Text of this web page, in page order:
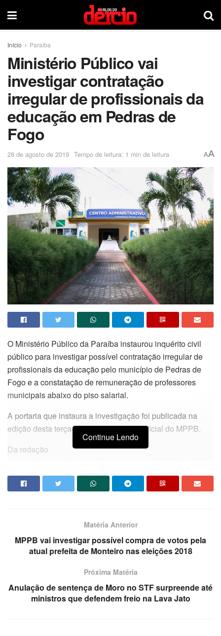
Início Paraíba
Ministério Público vai
investigar contratação
irregular de profissionais da
educação em Pedras de
Fogo
28 de agosto de 2019 Tempo de leitura: 1 min de leitura AA
O Ministério Público da Paraíba instaurou inquérito civil
público para investigar possível contratação irregular de
profissionais da educação pelo município de Pedras de
Fogo e a constatação de remuneração de professores
municipais abaixo do piso salarial.
A portaria que instaura a investigação foi publicada na
edição desta terça-feira (27) no Diário Oficial do MPPB.
Da redação
Continue Lendo
Matéria Anterior
MPPB vai investigar possível compra de votos pela
atual prefeita de Monteiro nas eleições 2018
Próxima Matéria
Anulação de sentença de Moro no STF surpreende até
ministros que defendem freio na Lava Jato